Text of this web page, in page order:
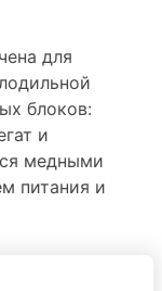
для
блоков:
и
медными
питания и